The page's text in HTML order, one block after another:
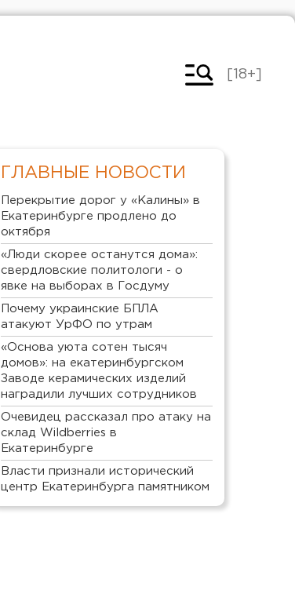
[18+]
ГЛАВНЫЕ НОВОСТИ
Перекрытие дорог у «Калины» в
Екатеринбурге продлено до
октября
«Люди скорее останутся дома»:
свердловские политологи - о
явке на выборах в Госдуму
Почему украинские БПЛА
атакуют УрФО по утрам
«Основа уюта сотен тысяч
домов»: на екатеринбургском
Заводе керамических изделий
наградили лучших сотрудников
Очевидец рассказал про атаку на
склад Wildberries в
Екатеринбурге
Власти признали исторический
центр Екатеринбурга памятником